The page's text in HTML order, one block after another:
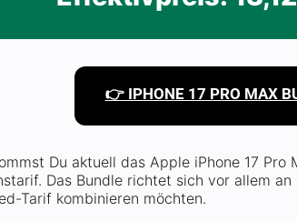
👉 IPHONE 17 PRO MAX
Du aktuell das Apple iPhone 17
Das Bundle richtet sich vor allem
Tarif kombinieren möchten.